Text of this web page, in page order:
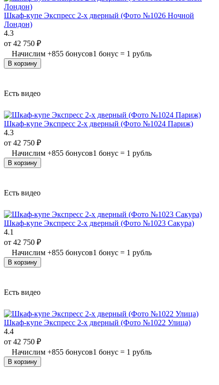
Шкаф-купе Экспресс 2-х дверный (Фото №1026 Ночной
Лондон)
4.3
от 42 750 ₽
Начислим +855 бонусов1 бонус = 1 рубль
В корзину
Есть видео
Шкаф-купе Экспресс 2-х дверный (Фото №1024 Париж)
4.3
от 42 750 ₽
Начислим +855 бонусов1 бонус = 1 рубль
В корзину
Есть видео
Шкаф-купе Экспресс 2-х дверный (Фото №1023 Сакура)
4.1
от 42 750 ₽
Начислим +855 бонусов1 бонус = 1 рубль
В корзину
Есть видео
Шкаф-купе Экспресс 2-х дверный (Фото №1022 Улица)
4.4
от 42 750 ₽
Начислим +855 бонусов1 бонус = 1 рубль
В корзину